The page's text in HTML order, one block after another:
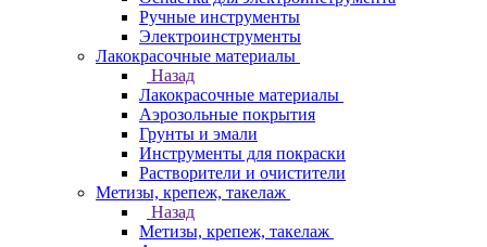
Ручные инструменты
Электроинструменты
Лакокрасочные материалы
Назад
Лакокрасочные материалы
Аэрозольные покрытия
Грунты и эмали
Инструменты для покраски
Растворители и очистители
Метизы, крепеж, такелаж
Назад
Метизы, крепеж, такелаж